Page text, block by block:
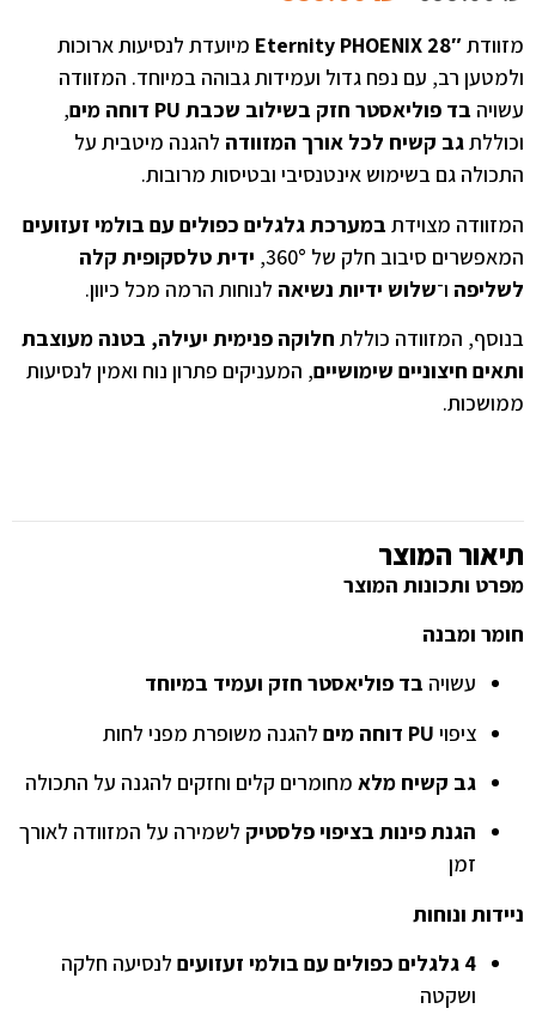
מזוודתEternity PHOENIX ‎28″ מיועדת לנסיעות ארוכות
ולמטען רב, עם נפח גדול ועמידות גבוהה במיוחד. המזוודה
עשויה בד פוליאסטר חזק בשילוב שכבת PU דוחה מים
,
וכוללתגב קשיח לכל אורך המזוודה להגנה מיטבית על
התכולה גם בשימוש אינטנסיבי ובטיסות מרובות.
המזוודה מצוידת במערכת גלגלים כפולים עם בולמי זעזועים
המאפשרים סיבוב חלק של ‎360°,
ידית טלסקופית קלה
לשליפה ו־שלוש ידיות נשיאה לנוחות הרמה מכל כיוון.
בנוסף, המזוודה כוללת חלוקה פנימית יעילה, בטנה מעוצבת
ותאים חיצוניים שימושיים, המעניקים פתרון נוח ואמין לנסיעות
ממושכות.
תיאור המוצר
מפרט ותכונות המוצר
חומר ומבנה
עשויה בד פוליאסטר חזק ועמיד במיוחד
ציפוי PU דוחה מים
להגנה משופרת מפני לחות
גב קשיח מלא מחומרים קלים וחזקים להגנה על התכולה
הגנת פינות בציפוי פלסטיק לשמירה על המזוודה לאורך
זמן
ניידות ונוחות
4 גלגלים כפולים עם בולמי זעזועים
לנסיעה חלקה
ושקטה